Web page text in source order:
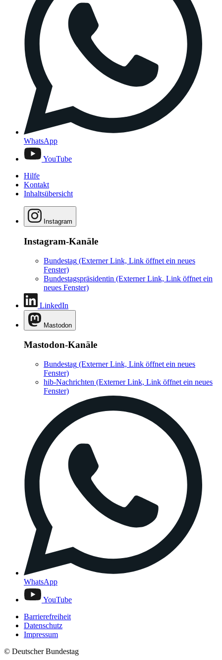
WhatsApp
YouTube
Hilfe
Kontakt
Inhaltsübersicht
Instagram
Instagram-Kanäle
Bundestag (Externer Link, Link öffnet ein neues
Fenster)
Bundestagspräsidentin (Externer Link, Link öffnet ein
neues Fenster)
LinkedIn
Mastodon
Mastodon-Kanäle
Bundestag (Externer Link, Link öffnet ein neues
Fenster)
hib-Nachrichten (Externer Link, Link öffnet ein neues
Fenster)
WhatsApp
YouTube
Barrierefreiheit
Datenschutz
Impressum
© Deutscher Bundestag